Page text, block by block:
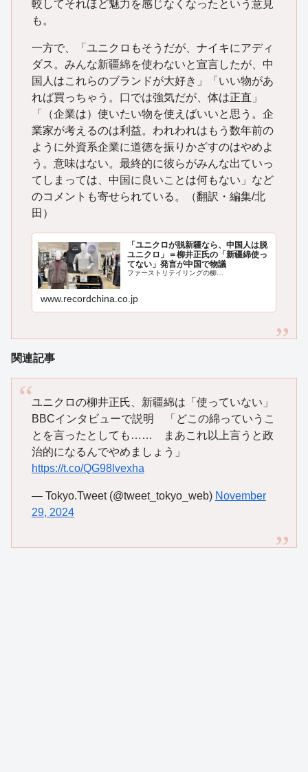
較してそれほど魅力を感じなくなったという意見
も。
一方で、「ユニクロもそうだが、ナイキにアディ
ダス。みんな新疆綿を使わないと宣言したが、中
国人はこれらのブランドが大好き」「いい物があ
れば買っちゃう。口では強気だが、体は正直」
「（企業は）使いたい物を使えばいいと思う。企
業家が考えるのは利益。われわれはもう数年前の
ように外資系企業に道徳を振りかざすのはやめよ
う。意味はない。最終的に彼らがみんな出ていっ
てしまっては、中国に良いことは何もない」など
のコメントも寄せられている。（翻訳・編集/北
田）
「ユニクロが脱新疆なら、中国人は脱
ユニクロ」＝柳井正氏の「新疆綿使っ
てない」発言が中国で物議
ファーストリテイリングの柳…
www.recordchina.co.jp
関連記事
ユニクロの柳井正氏、新疆綿は「使っていない」
BBCインタビューで説明 「どこの綿っていうこ
とを言ったとしても…… まあこれ以上言うと政
治的になるんでやめましょう」
https://t.co/QG98lvexha
— Tokyo.Tweet (@tweet_tokyo_web) November
29, 2024